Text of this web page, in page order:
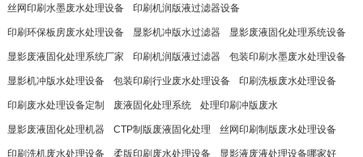
丝网印刷水墨废水处理设备 印刷机润版液过滤器设备
印刷环保板房废水处理设备 显影机冲版水过滤器 显影废液固化处理系统设备
显影废液固化处理系统厂家 印刷机润版液过滤器 包装印刷水墨废水处理设备
显影机冲版水处理设备 包装印刷行业废水处理设备 印刷洗板废水处理设备
印刷废水处理设备定制 废液固化处理系统 处理印刷冲版废水
显影废液固化处理机器 CTP制版废液固化处理 丝网印刷制版废水处理设备
印刷洗机废水处理设备 柔版印刷废水处理设备 显影液废液处理设备哪家好